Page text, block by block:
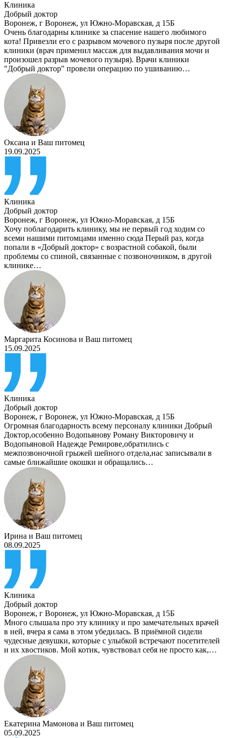
Клиника
Добрый доктор
Воронеж, г Воронеж, ул Южно-Моравская, д 15Б
Очень благодарны клинике за спасение нашего любимого
кота! Привезли его с разрывом мочевого пузыря после другой
клиники (врач применил массаж для выдавливания мочи и
произошел разрыв мочевого пузыря). Врачи клиники
"Добрый доктор" провели операцию по ушиванию…
Оксана и Ваш питомец
19.09.2025
Клиника
Добрый доктор
Воронеж, г Воронеж, ул Южно-Моравская, д 15Б
Хочу поблагодарить клинику, мы не первый год ходим со
всеми нашими питомцами именно сюда Перый раз, когда
попали в «Добрый доктор» с возрастной собакой, были
проблемы со спиной, связанные с позвоночником, в другой
клинике…
Маргарита Косинова и Ваш питомец
15.09.2025
Клиника
Добрый доктор
Воронеж, г Воронеж, ул Южно-Моравская, д 15Б
Огромная благодарность всему персоналу клиники Добрый
Доктор,особенно Водопьянову Роману Викторовичу и
Водопьяновой Надежде Ремирове,обратились с
межпозвоночной грыжей шейного отдела,нас записывали в
самые ближайшие окошки и обращались…
Ирина и Ваш питомец
08.09.2025
Клиника
Добрый доктор
Воронеж, г Воронеж, ул Южно-Моравская, д 15Б
Много слышала про эту клинику и про замечательных врачей
в ней, вчера я сама в этом убедилась. В приёмной сидели
чудесные девушки, которые с улыбкой встречают посетителей
и их хвостиков. Мой котик, чувствовал себя не просто как,…
Екатерина Мамонова и Ваш питомец
05.09.2025